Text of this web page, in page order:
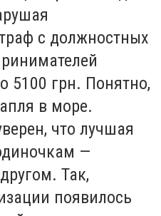
с должностных
5100 грн. Понятно,
в море.
что лучшая
—
Так,
появилось